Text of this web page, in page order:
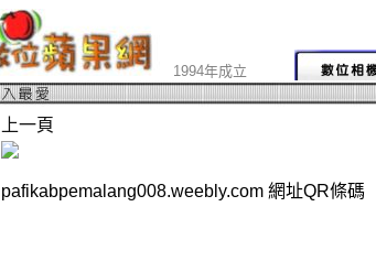
1994年成立
上一頁
pafikabpemalang008.weebly.com 網址QR條碼